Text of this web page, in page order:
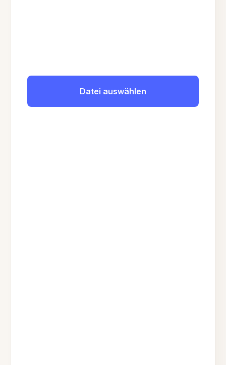
Datei auswählen